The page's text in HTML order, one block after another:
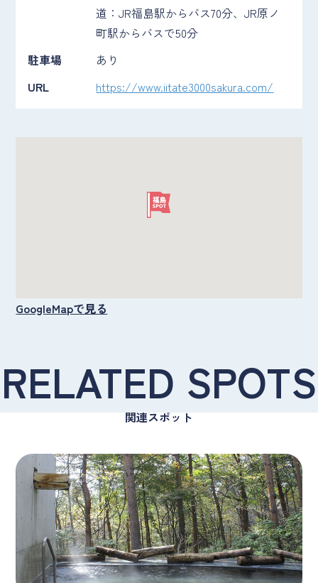
道：JR福島駅からバス70分、JR原ノ
町駅からバスで50分
駐車場
あり
URL
https://www.iitate3000sakura.com/
GoogleMapで見る
RELATED SPOTS
関連スポット